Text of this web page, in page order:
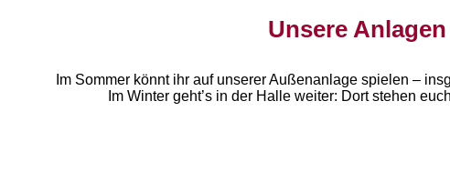
Unsere Anlagen
Im Sommer könnt ihr auf unserer Außenanlage spielen –
Im Winter geht’s in der Halle weiter: Dort stehen